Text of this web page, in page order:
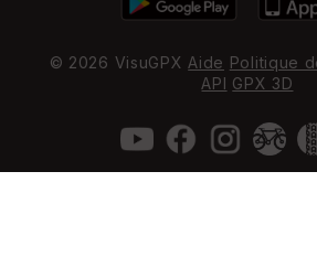
© 2026 VisuGPX Aide Politique
API GPX 3D